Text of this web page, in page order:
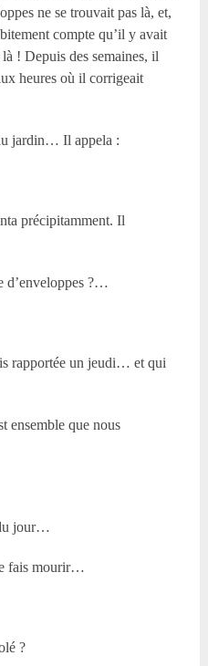
ne se trouvait pas là, et,
compte qu’il y avait
là ! Depuis des semaines, il
heures où il corrigeait
jardin… Il appela :
précipitamment. Il
?…
rapportée un jeudi… et qui
ensemble que nous
jour…
fais mourir…
?